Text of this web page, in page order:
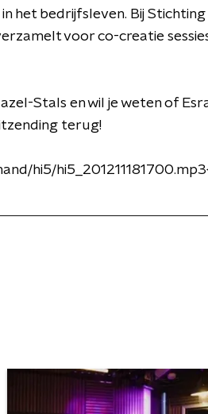
het bedrijfsleven. Bij
voor co-creatie
Stals en wil je weten of
terug!
hi5/